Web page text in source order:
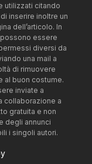
utilizzati citando
inserire inoltre un
dell’articolo. In
essere
diversi da
una mail a
di rimuovere
al buon costume.
inviate a
collaborazione a
gratuita e non
degli annunci
i singoli autori.